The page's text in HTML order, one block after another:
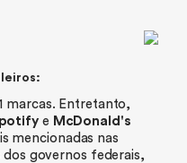
marcas. Entretanto,
e McDonald's
mencionadas nas
governos federais,